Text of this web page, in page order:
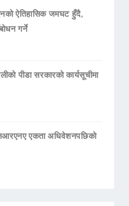
ऐतिहासिक जमघट हुँदै,
गर्ने
पीडा सरकारको कार्यसूचीमा
एकता अधिवेशनपछिको